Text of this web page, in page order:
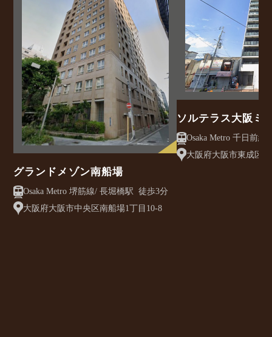
グランドメゾン南船場
Osaka Metro 堺筋線/ 長堀橋駅 徒歩3分
大阪府大阪市中央区南船場1丁目10-8
ソルテラス大阪ミ
クレアスト
大阪府大阪市東成区